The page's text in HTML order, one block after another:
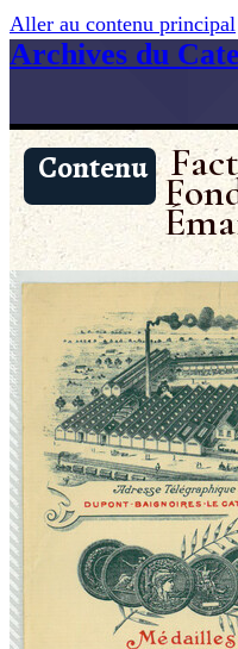
Aller au contenu principal
Archives du
Contenu